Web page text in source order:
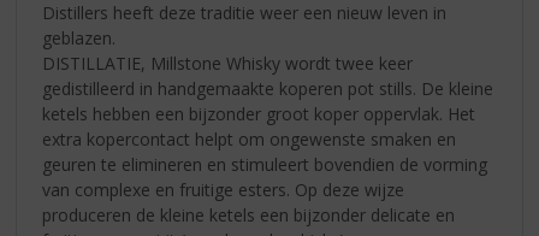
Distillers heeft deze traditie weer een nieuw leven in
geblazen.
DISTILLATIE, Millstone Whisky wordt twee keer
gedistilleerd in handgemaakte koperen pot stills. De kleine
ketels hebben een bijzonder groot koper oppervlak. Het
extra kopercontact helpt om ongewenste smaken en
geuren te elimineren en stimuleert bovendien de vorming
van complexe en fruitige esters. Op deze wijze
produceren de kleine ketels een bijzonder delicate en